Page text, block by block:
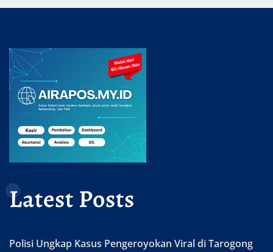
Latest Posts
Polisi Ungkap Kasus Pengeroyokan Viral di Tarogong